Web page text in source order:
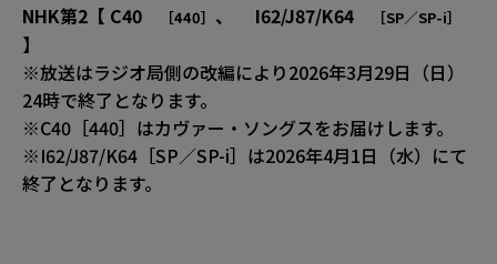
NHK第2【 C40 ［440］ 、 I62/J87/K64 ［SP／SP-i］
】
※放送はラジオ局側の改編により2026年3月29日（日）
24時で終了となります。
※C40［440］はカヴァー・ソングスをお届けします。
※I62/J87/K64［SP／SP-i］は2026年4月1日（水）にて
終了となります。